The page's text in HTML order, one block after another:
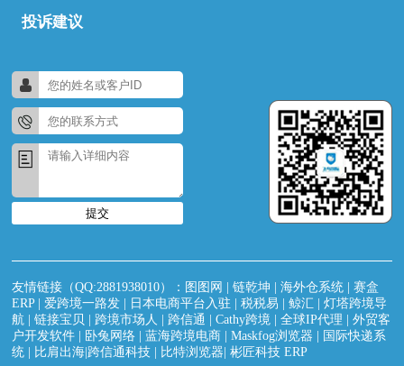
投诉建议
提交
友情链接（QQ:2881938010）： 图图网 |链乾坤 |海外仓系统 |赛盒
ERP|爱跨境一路发 日本电商平台入驻 |税税易 |鲸汇 |灯塔跨境导
航 |链接宝贝 |跨境市场人 |跨信通 |Cathy跨境 |全球IP代理 |外贸客
户开发软件
卧兔网络 |蓝海跨境电商 |Maskfog浏览器
国际快递系
统
比肩出海|跨信通科技 比特浏览器 |彬匠科技 ERP